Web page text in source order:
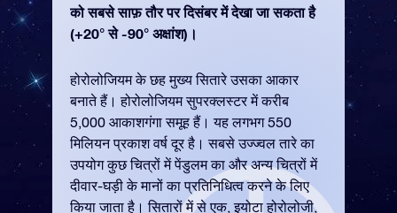
को सबसे साफ़ तौर पर दिसंबर में देखा जा सकता है
(+20° से -90° अक्षांश)।
होरोलोजियम के छह मुख्य सितारे उसका आकार
बनाते हैं। होरोलोजियम सुपरक्लस्टर में करीब
5,000 आकाशगंगा समूह हैं। यह लगभग 550
मिलियन प्रकाश वर्ष दूर है। सबसे उज्ज्वल तारे का
उपयोग कुछ चित्रों में पेंडुलम का और अन्य चित्रों में
दीवार-घड़ी के मानों का प्रतिनिधित्व करने के लिए
किया जाता है। सितारों में से एक, इयोटा होरोलोजी,